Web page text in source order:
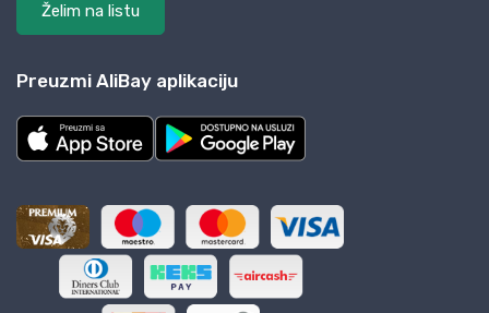
Želim na listu
Preuzmi AliBay aplikaciju